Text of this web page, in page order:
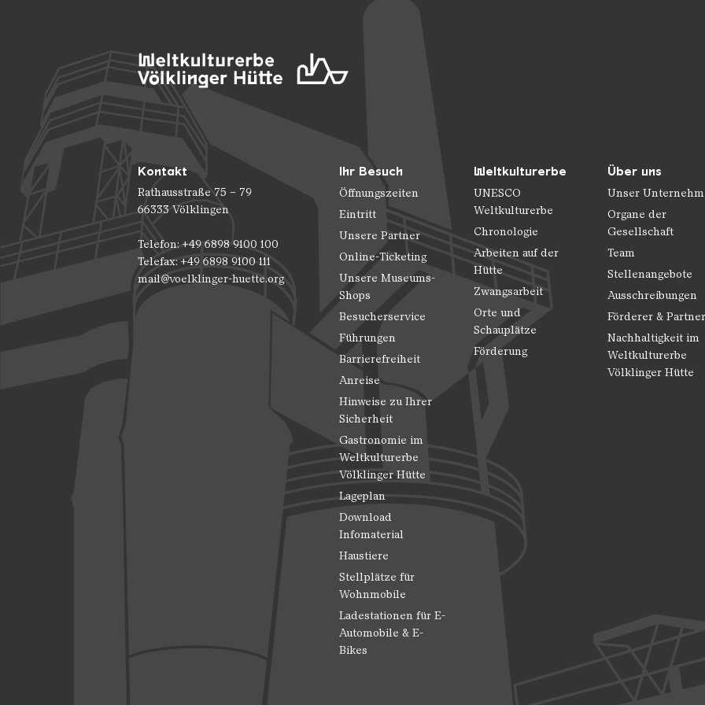
Kontakt
Rathausstraße 75 – 79
66333 Völklingen
Telefon: +49 6898 9100 100
Telefax: +49 6898 9100 111
mail@voelklinger-huette.org
Ihr Besuch
Öffnungszeiten
Eintritt
Unsere Partner
Online-Ticketing
Unsere Museums-
Shops
Besucherservice
Führungen
Barrierefreiheit
Anreise
Hinweise zu Ihrer
Sicherheit
Gastronomie im
Weltkulturerbe
Völklinger Hütte
Lageplan
Download
Infomaterial
Haustiere
Stellplätze für
Wohnmobile
Ladestationen für E-
Automobile & E-
Bikes
Weltkulturerbe
UNESCO
Weltkulturerbe
Chronologie
Arbeiten auf der
Hütte
Zwangsarbeit
Orte und
Schauplätze
Förderung
Über uns
Unser
Organe der
Gesellschaft
Team
Stellenangebote
Ausschreibungen
Förderer &
Nachhaltigkeit im
Weltkulturerbe
Völklinger Hütte